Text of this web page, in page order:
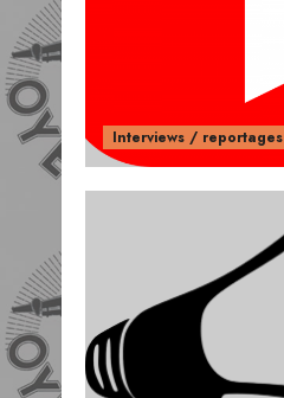
Interviews / reportages